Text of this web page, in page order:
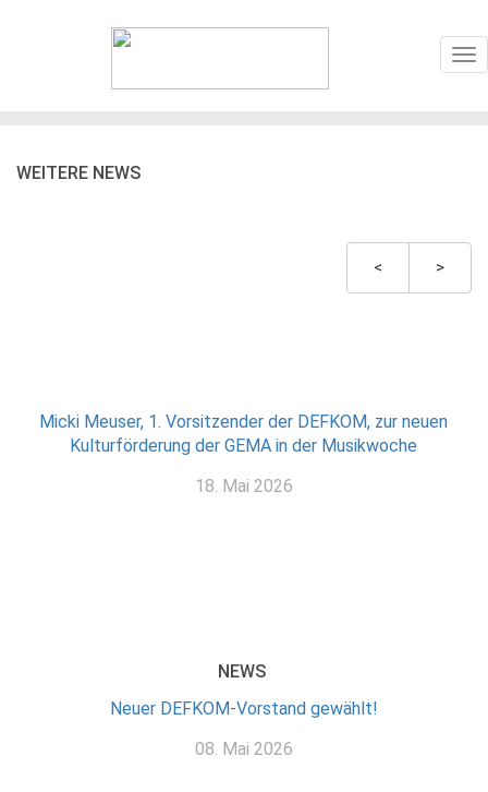
WEITERE NEWS
< >
Micki Meuser, 1. Vorsitzender der DEFKOM, zur neuen
Kulturförderung der GEMA in der Musikwoche
18. Mai 2026
NEWS
Neuer DEFKOM-Vorstand gewählt!
08. Mai 2026